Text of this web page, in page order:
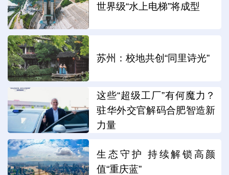
世界级“水上电梯”将成型
苏州：校地共创“同里诗光”
这些“超级工厂”有何魔力？
驻华外交官解码合肥智造新
力量
生态守护 持续解锁高颜
值“重庆蓝”